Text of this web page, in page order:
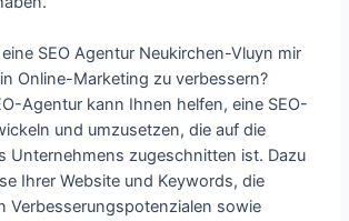
SEO Agentur Neukirchen-Vluyn mir
Online-Marketing zu verbessern?
Agentur kann Ihnen helfen, eine SEO-
und umzusetzen, die auf die
Unternehmens zugeschnitten ist. Dazu
Ihrer Website und Keywords, die
Verbesserungspotenzialen sowie